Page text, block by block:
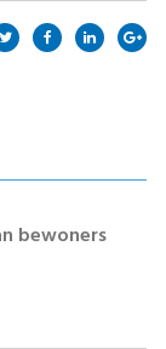
bewoners